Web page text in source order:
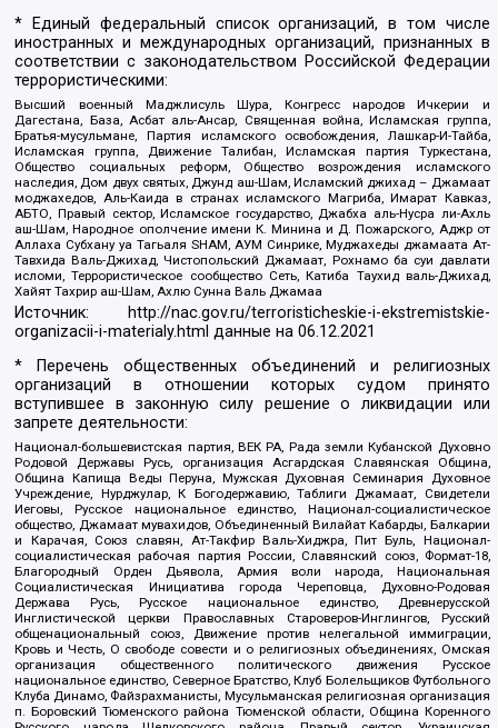
* Единый федеральный список организаций, в том числе
иностранных и международных организаций, признанных в
соответствии с законодательством Российской Федерации
террористическими:
Высший военный Маджлисуль Шура, Конгресс народов Ичкерии и
Дагестана, База, Асбат аль-Ансар, Священная война, Исламская группа,
Братья-мусульмане, Партия исламского освобождения, Лашкар-И-Тайба,
Исламская группа, Движение Талибан, Исламская партия Туркестана,
Общество социальных реформ, Общество возрождения исламского
наследия, Дом двух святых, Джунд аш-Шам, Исламский джихад – Джамаат
моджахедов, Аль-Каида в странах исламского Магриба, Имарат Кавказ,
АБТО, Правый сектор, Исламское государство, Джабха аль-Нусра ли-Ахль
аш-Шам, Народное ополчение имени К. Минина и Д. Пожарского, Аджр от
Аллаха Субхану уа Тагьаля SHAM, АУМ Синрике, Муджахеды джамаата Ат-
Тавхида Валь-Джихад, Чистопольский Джамаат, Рохнамо ба суи давлати
исломи, Террористическое сообщество Сеть, Катиба Таухид валь-Джихад,
Хайят Тахрир аш-Шам, Ахлю Сунна Валь Джамаа
Источник:
http://nac.gov.ru/terroristicheskie-i-ekstremistskie-
organizacii-i-materialy.html данные на06.12.2021
* Перечень общественных объединений и религиозных
организаций в отношении которых судом принято
вступившее в законную силу решение о ликвидации или
запрете деятельности:
Национал-большевистская партия, ВЕК РА, Рада земли Кубанской Духовно
Родовой Державы Русь, организация Асгардская Славянская Община,
Община Капища Веды Перуна, Мужская Духовная Семинария Духовное
Учреждение, Нурджулар, К Богодержавию, Таблиги Джамаат, Свидетели
Иеговы, Русское национальное единство, Национал-социалистическое
общество, Джамаат мувахидов, Объединенный Вилайат Кабарды, Балкарии
и Карачая, Союз славян, Ат-Такфир Валь-Хиджра, Пит Буль, Национал-
социалистическая рабочая партия России, Славянский союз, Формат-18,
Благородный Орден Дьявола, Армия воли народа, Национальная
Социалистическая Инициатива города Череповца, Духовно-Родовая
Держава Русь, Русское национальное единство, Древнерусской
Инглистической церкви Православных Староверов-Инглингов, Русский
общенациональный союз, Движение против нелегальной иммиграции,
Кровь и Честь, О свободе совести и о религиозных объединениях, Омская
организация общественного политического движения Русское
национальное единство, Северное Братство, Клуб Болельщиков Футбольного
Клуба Динамо, Файзрахманисты, Мусульманская религиозная организация
п. Боровский Тюменского района Тюменской области, Община Коренного